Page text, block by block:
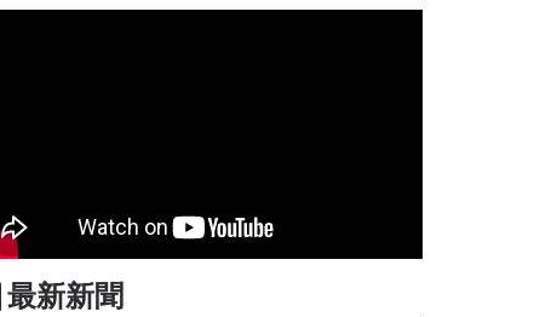
最新新聞